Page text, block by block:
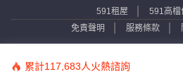
591租屋
591高檔
免責聲明
服務條款
累計117,683人火熱諮詢